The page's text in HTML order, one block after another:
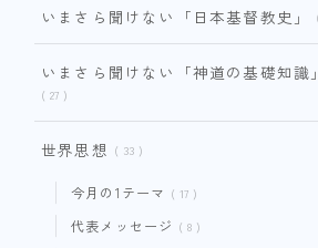
いまさら聞けない「日本基督教史」
いまさら聞けない「神道の基礎知識」
27
世界思想 33
今月の1テーマ 17
代表メッセージ 8